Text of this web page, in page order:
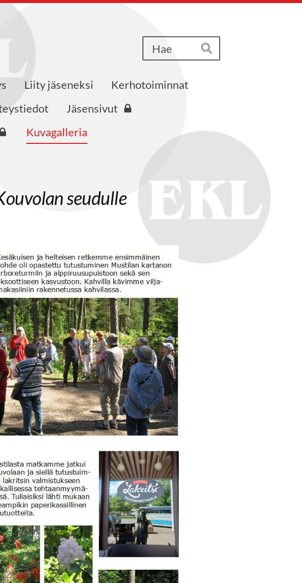
Hae
Liity jäseneksi
Kerhotoiminnat
Jäsensivut
Kuvagalleria
seudulle